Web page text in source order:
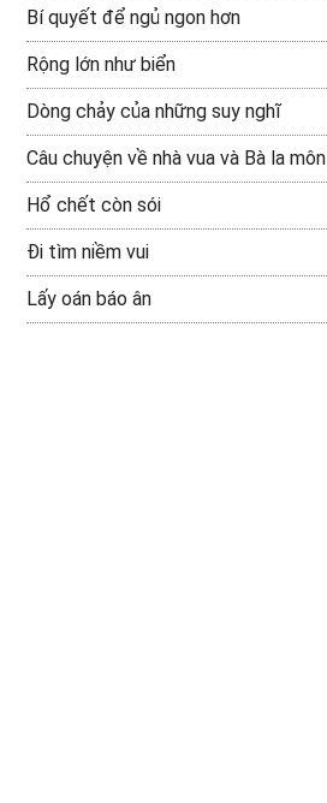
Bí quyết để ngủ ngon hơn
Rộng lớn như biển
Dòng chảy của những suy nghĩ
Câu chuyện về nhà vua và Bà la môn
Hổ chết còn sói
Đi tìm niềm vui
Lấy oán báo ân